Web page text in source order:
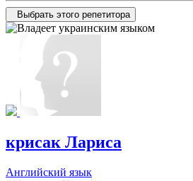
Выбрать этого репетитора
крисак Лариса
Английский язык